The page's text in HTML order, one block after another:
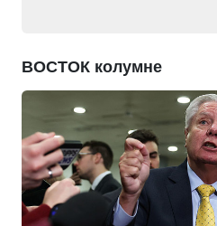
ВОСТОК колумне